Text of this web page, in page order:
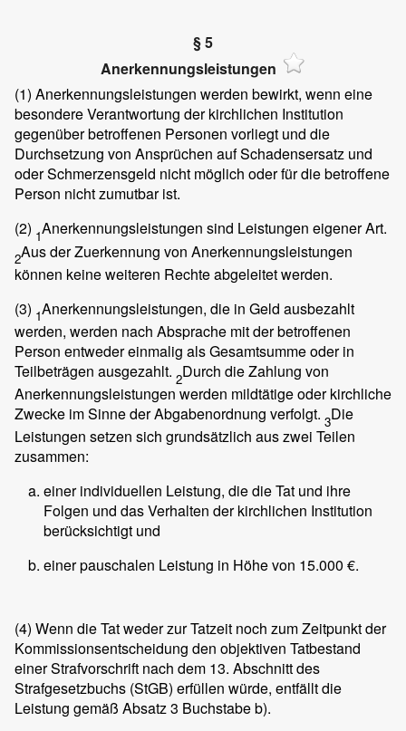
§ 5
Anerkennungsleistungen
(1) Anerkennungsleistungen werden bewirkt, wenn eine
besondere Verantwortung der kirchlichen Institution
gegenüber betroffenen Personen vorliegt und die
Durchsetzung von Ansprüchen auf Schadensersatz und
oder Schmerzensgeld nicht möglich oder für die betroffene
Person nicht zumutbar ist.
(2) 1Anerkennungsleistungen sind Leistungen eigener Art.
2Aus der Zuerkennung von Anerkennungsleistungen
können keine weiteren Rechte abgeleitet werden.
(3) 1Anerkennungsleistungen, die in Geld ausbezahlt
werden, werden nach Absprache mit der betroffenen
Person entweder einmalig als Gesamtsumme oder in
Teilbeträgen ausgezahlt. 2Durch die Zahlung von
Anerkennungsleistungen werden mildtätige oder kirchliche
Zwecke im Sinne der Abgabenordnung verfolgt. 3Die
Leistungen setzen sich grundsätzlich aus zwei Teilen
zusammen:
einer individuellen Leistung, die die Tat und ihre
Folgen und das Verhalten der kirchlichen Institution
berücksichtigt und
einer pauschalen Leistung in Höhe von 15.000 €.
(4) Wenn die Tat weder zur Tatzeit noch zum Zeitpunkt der
Kommissionsentscheidung den objektiven Tatbestand
einer Strafvorschrift nach dem 13. Abschnitt des
Strafgesetzbuchs (StGB) erfüllen würde, entfällt die
Leistung gemäß Absatz 3 Buchstabe b).